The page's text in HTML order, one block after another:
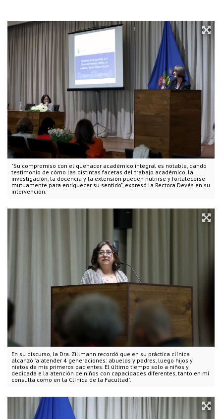
"Su compromiso con el quehacer académico integral es notable, dando
testimonio de cómo las distintas facetas del trabajo académico, la
investigación, la docencia y la extensión pueden nutrirse y fortalecerse
mutuamente para enriquecer su sentido", expresó la Rectora Devés en su
intervención.
En su discurso, la Dra. Zillmann recordó que en su práctica clínica
alcanzó "a atender 4 generaciones: abuelos y padres, luego hijos y
nietos de mis primeros pacientes. El último tiempo solo a niños y
dedicada e la atención de niños con capacidades diferentes, tanto en mi
consulta como en la Clínica de la Facultad".